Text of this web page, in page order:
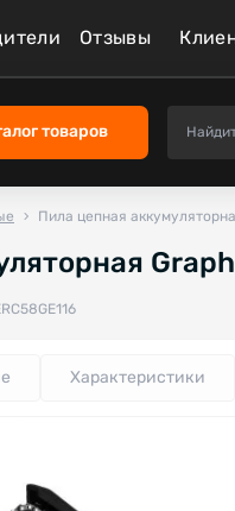
Отзывы
товаров
Пила цепная
Характеристики